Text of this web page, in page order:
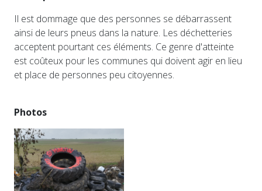
Il est dommage que des personnes se débarrassent
ainsi de leurs pneus dans la nature. Les déchetteries
acceptent pourtant ces éléments. Ce genre d'atteinte
est coûteux pour les communes qui doivent agir en lieu
et place de personnes peu citoyennes.
Photos